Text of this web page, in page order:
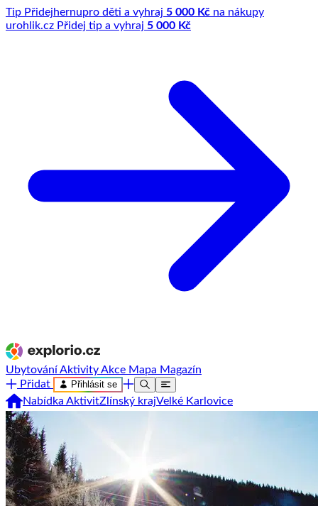
Tip Přidejhernupro děti a vyhraj 5 000 Kč na nákupy
urohlik.cz Přidej tip a vyhraj 5 000 Kč
UbytováníAktivityAkce Mapa Magazín
Přidat
Přihlásit se
Nabídka AktivitZlínský krajVelké Karlovice